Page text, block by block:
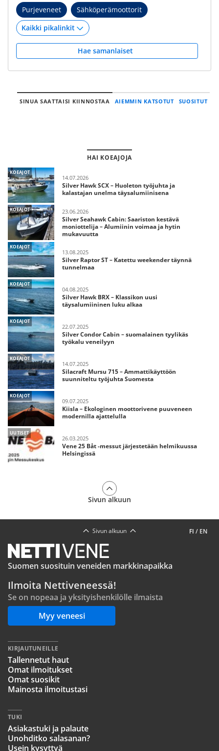
Purjeveneet Sähköperämoottorit
Hae samanlaiset
SINUA SAATTAISI KIINNOSTAA AIEMMIN KATSOTUT SUOSITUT
HAI KOEAJOJA
KOEAJOT
14.07.2026
Silver Hawk SCX – Huoleton työjuhta ja
kalastajan unelma täysalumiinisena
KOEAJOT 23.06.2026
Silver Seahawk Cabin: Saariston kestävä
moniottelija – Alumiinin voimaa ja hytin
mukavuutta
KOEAJOT
13.08.2025
Silver Raptor ST – Katettu weekender täynnä
tunnelmaa
KOEAJOT
04.08.2025
Silver Hawk BRX – Klassikon uusi
täysalumiininen luku alkaa
KOEAJOT
22.07.2025
Silver Condor Cabin – suomalainen tyylikäs
työkalu veneilyyn
KOEAJOT
14.07.2025
Silacraft Mursu 715 – Ammattikäyttöön
suunniteltu työjuhta Suomesta
KOEAJOT
09.07.2025
Kiisla – Ekologinen moottorivene puuveneen
modernilla ajattelulla
UUTISET
26.03.2025
Vene 25 Båt -messut järjestetään helmikuussa
Helsingissä
Sivun alkuun
FI / EN
Sivun alkuun
Suomen suosituin veneiden markkinapaikka
Ilmoita Nettiveneessä!
Se on nopeaa ja yksityishenkilölle ilmaista
Myy veneesi
KIRJAUTUNEILLE
Tallennetut haut
Omat ilmoitukset
Omat suosikit
Mainosta ilmoitustasi
TUKI
Asiakastuki ja palaute
Unohditko salasanan?
Usein kysyttyä